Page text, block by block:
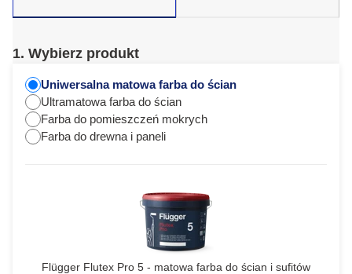
1. Wybierz produkt
Uniwersalna matowa farba do ścian
Ultramatowa farba do ścian
Farba do pomieszczeń mokrych
Farba do drewna i paneli
Flügger Flutex Pro 5 - matowa farba do ścian i sufitów